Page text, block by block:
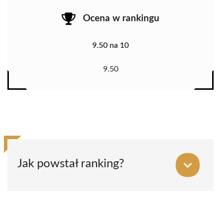
Ocena w rankingu
9.50 na 10
9.50
Jak powstał ranking?